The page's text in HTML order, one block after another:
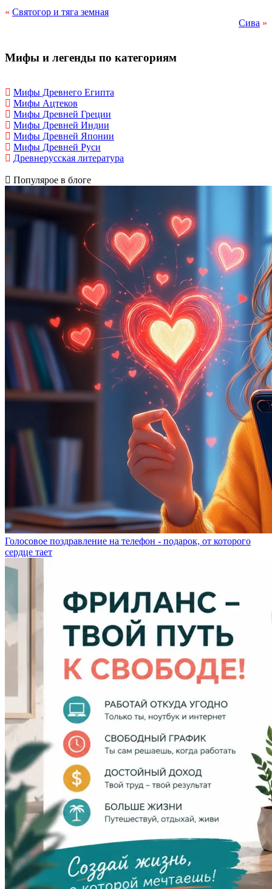
« Святогор и тяга земная
Сива »
Мифы и легенды по категориям
Мифы Древнего Египта
Мифы Ацтеков
Мифы Древней Греции
Мифы Древней Индии
Мифы Древней Японии
Мифы Древней Руси
Древнерусская литература
Популярое в блоге
Голосовое поздравление на телефон - подарок, от которого
сердце тает